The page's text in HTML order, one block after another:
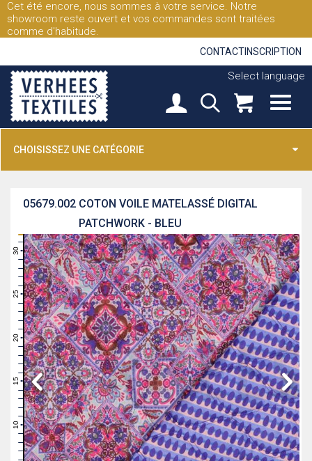
Cet été encore, nous sommes à votre service. Notre
showroom reste ouvert et vos commandes sont traitées
comme d'habitude.
CONTACT INSCRIPTION
Select language
CHOISISSEZ UNE CATÉGORIE
COTON VOILE MATELASSÉ DIGITAL
PATCHWORK - BLEU
05679.002
6
7
8
9
10
11
12
13
14
15
16
17
18
19
20
21
22
23
24
25
26
27
28
29
30
31